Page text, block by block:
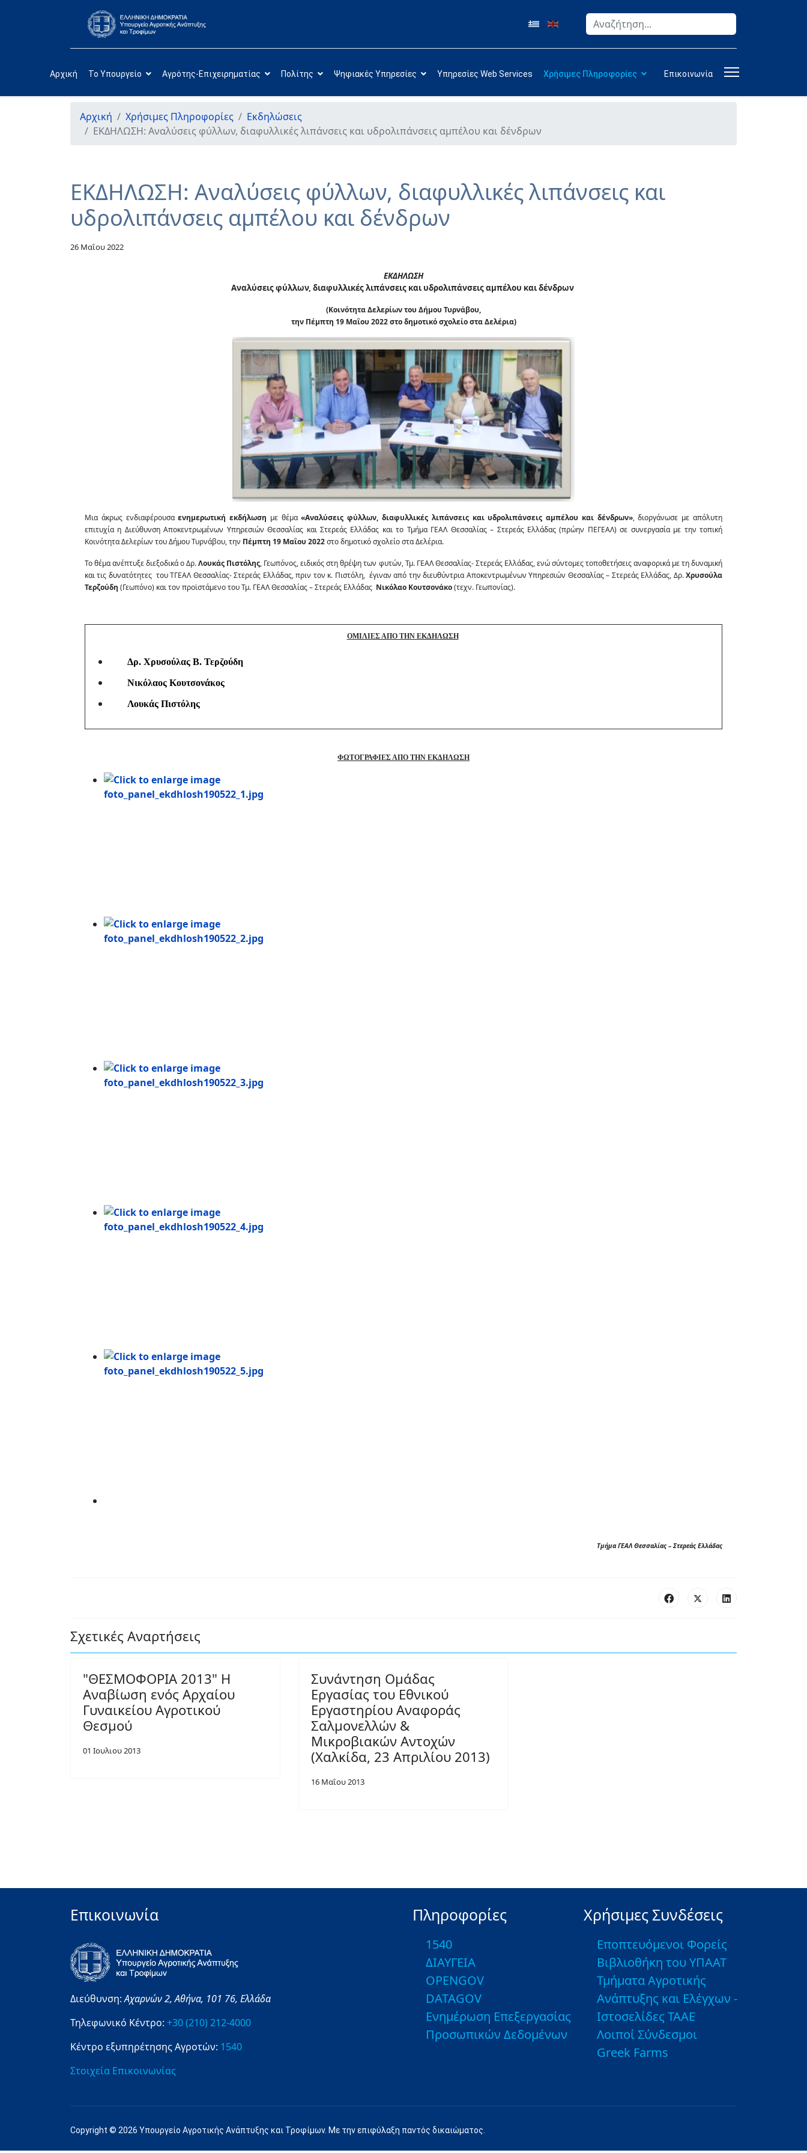
Αναζήτηση
Αρχική Το Υπουργείο Αγρότης-Επιχειρηματίας Πολίτης Ψηφιακές Υπηρεσίες Υπηρεσίες Web Services Χρήσιμες Πληροφορίες Επικοινωνία
Αρχική Χρήσιμες Πληροφορίες
Εκδηλώσεις
ΕΚΔΗΛΩΣΗ: Αναλύσεις φύλλων, διαφυλλικές λιπάνσεις και υδρολιπάνσεις αμπέλου και δένδρων
ΕΚΔΗΛΩΣΗ: Αναλύσεις φύλλων, διαφυλλικές λιπάνσεις και
υδρολιπάνσεις αμπέλου και δένδρων
26 Μαΐου 2022
ΕΚΔΗΛΩΣΗ
Αναλύσεις φύλλων, διαφυλλικές λιπάνσεις και υδρολιπάνσεις αμπέλου και δένδρων
(Κοινότητα Δελερίων του Δήμου Τυρνάβου,
την Πέμπτη 19 Μαΐου 2022 στο δημοτικό σχολείο στα Δελέρια)
Μια άκρως ενδιαφέρουσαενημερωτική εκδήλωση με θέμα«Αναλύσεις φύλλων, διαφυλλικές λιπάνσεις και υδρολιπάνσεις αμπέλου και δένδρων», διοργάνωσε με απόλυτη
επιτυχία η Διεύθυνση Αποκεντρωμένων Υπηρεσιών Θεσσαλίας και Στερεάς Ελλάδας και το Τμήμα ΓΕΑΛ Θεσσαλίας – Στερεάς Ελλάδας (πρώην ΠΕΓΕΑΛ) σε συνεργασία με την τοπική
Κοινότητα Δελερίων του Δήμου Τυρνάβου, την Πέμπτη 19 Μαΐου 2022στο δημοτικό σχολείο στα Δελέρια.
Το θέμα ανέπτυξε διεξοδικά ο Δρ.Λουκάς Πιστόλης, Γεωπόνος, ειδικός στη θρέψη των φυτών, Τμ. ΓΕΑΛ Θεσσαλίας- Στερεάς Ελλάδας, ενώ σύντομες τοποθετήσεις αναφορικά με τη δυναμική
και τις δυνατότητες του ΤΓΕΑΛ Θεσσαλίας- Στερεάς Ελλάδας, πριν τον κ. Πιστόλη, έγιναν από την διευθύντρια Αποκεντρωμένων Υπηρεσιών Θεσσαλίας – Στερεάς Ελλάδας, Δρ.Χρυσούλα
Τερζούδη (Γεωπόνο) και τον προϊστάμενο του Τμ. ΓΕΑΛ Θεσσαλίας – Στερεάς Ελλάδας Νικόλαο Κουτσονάκο(τεχν. Γεωπονίας).
ΟΜΙΛΙΕΣ ΑΠΟ ΤΗΝ ΕΚΔΗΛΩΣΗ
Δρ. Χρυσούλας Β. Τερζούδη
Νικόλαος Κουτσονάκος
Λουκάς Πιστόλης
ΦΩΤΟΓΡΑΦΙΕΣ ΑΠΟ ΤΗΝ ΕΚΔΗΛΩΣΗ
Τμήμα ΓΕΑΛ Θεσσαλίας – Στερεάς Ελλάδας
Σχετικές Αναρτήσεις
"ΘΕΣΜΟΦΟΡΙΑ 2013" Η
Αναβίωση ενός Αρχαίου
Γυναικείου Αγροτικού
Θεσμού
01 Ιουλιου 2013
Συνάντηση Ομάδας
Εργασίας του Εθνικού
Εργαστηρίου Αναφοράς
Σαλμονελλών &
Μικροβιακών Αντοχών
(Χαλκίδα, 23 Απριλίου 2013)
16 Μαΐου 2013
Επικοινωνία
Διεύθυνση:Αχαρνών 2,Αθήνα, 101 76, Ελλάδα
Τηλεφωνικό Κέντρο: +30 (210) 212-4000
Κέντρο εξυπηρέτησης Αγροτών: 1540
Στοιχεία Επικοινωνίας
Πληροφορίες
1540
ΔΙΑΥΓΕΙΑ
OPENGOV
DATAGOV
Ενημέρωση Επεξεργασίας
Προσωπικών Δεδομένων
Χρήσιμες Συνδέσεις
Εποπτευόμενοι Φορείς
Βιβλιοθήκη του ΥΠΑΑΤ
Τμήματα Αγροτικής
Ανάπτυξης και Ελέγχων -
Ιστοσελίδες ΤΑΑΕ
Λοιποί Σύνδεσμοι
Greek Farms
Copyright © 2026 Υπουργείο Αγροτικής Ανάπτυξης και Τροφίμων. Με την επιφύλαξη παντός δικαιώματος.